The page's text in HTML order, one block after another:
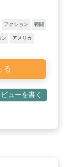
アクション 戦闘
ン アメリカ
ビューを書く